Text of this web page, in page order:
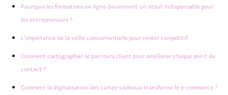
Pourquoi les formations en ligne deviennent un atout indispensable pour
les entrepreneurs ?
L’importance de la veille concurrentielle pour rester compétitif
Comment cartographier le parcours client pour améliorer chaque point de
contact ?
Comment la digitalisation des cartes-cadeaux transforme le e-commerce ?